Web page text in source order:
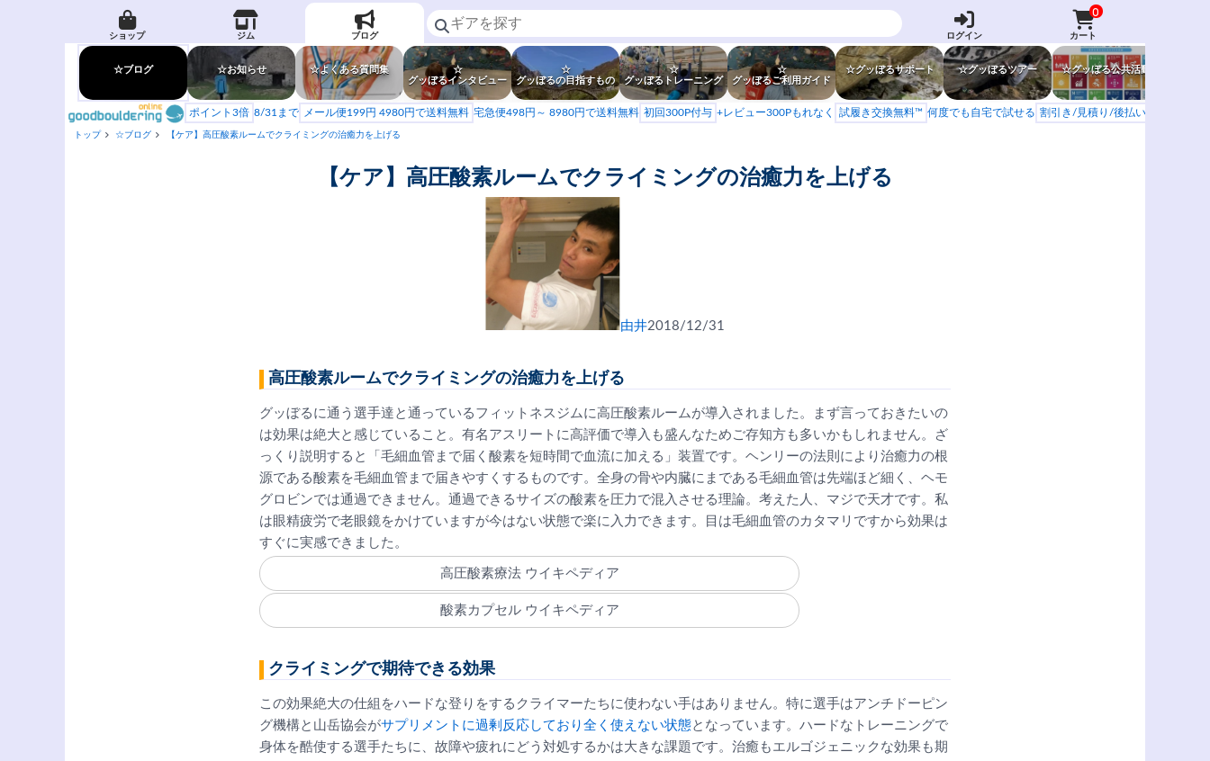
ショップ ジム ブログ ログイン
0
カート
☆ブログ ☆お知らせ ☆よくある質問集
☆
グッぼるインタビュー
☆
グッぼるの目指すもの
☆
グッぼるトレーニング
☆
グッぼるご利用ガイド
☆グッぼるサポート ☆グッぼるツアー ☆グッぼる公共活動
ポイント3倍 8/31まで メール便199円 4980円で送料無料 宅急便498円～ 8980円で送料無料 初回300P付与 +レビュー300Pもれなく 試履き交換無料™ 何度でも自宅で試せる 割引き/見積り/後払い
トップ ☆ブログ 【ケア】高圧酸素ルームでクライミングの治癒力を上げる
【ケア】高圧酸素ルームでクライミングの治癒力を上げる
由井2018/12/31
高圧酸素ルームでクライミングの治癒力を上げる
グッぼるに通う選手達と通っているフィットネスジムに高圧酸素ルームが導入されました。まず言っておきたいの
は効果は絶大と感じていること。有名アスリートに高評価で導入も盛んなためご存知方も多いかもしれません。ざ
っくり説明すると「毛細血管まで届く酸素を短時間で血流に加える」装置です。ヘンリーの法則により治癒力の根
源である酸素を毛細血管まで届きやすくするものです。全身の骨や内臓にまである毛細血管は先端ほど細く、ヘモ
グロビンでは通過できません。通過できるサイズの酸素を圧力で混入させる理論。考えた人、マジで天才です。私
は眼精疲労で老眼鏡をかけていますが今はない状態で楽に入力できます。目は毛細血管のカタマリですから効果は
すぐに実感できました。
高圧酸素療法 ウイキペディア
酸素カプセル ウイキペディア
クライミングで期待できる効果
この効果絶大の仕組をハードな登りをするクライマーたちに使わない手はありません。特に選手はアンチドーピン
グ機構と山岳協会がサプリメントに過剰反応しており全く使えない状態となっています。ハードなトレーニングで
身体を酷使する選手たちに、故障や疲れにどう対処するかは大きな課題です。治癒もエルゴジェニックな効果も期